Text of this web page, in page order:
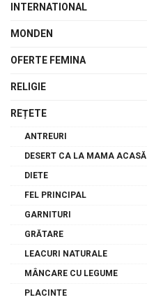
INTERNATIONAL
MONDEN
OFERTE FEMINA
RELIGIE
REȚETE
ANTREURI
DESERT CA LA MAMA ACASĂ
DIETE
FEL PRINCIPAL
GARNITURI
GRĂTARE
LEACURI NATURALE
MÂNCARE CU LEGUME
PLACINTE